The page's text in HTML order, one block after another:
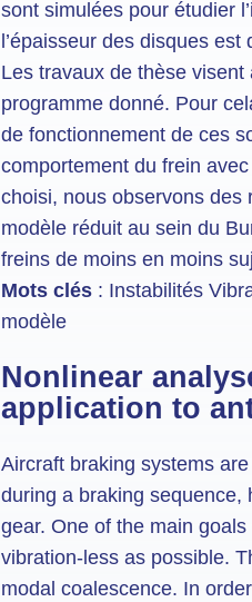
sont simulées pour étudier
l’épaisseur des disques
Les travaux de thèse
programme donné. Pour
de fonctionnement de ces
comportement du frein
choisi, nous observons des
modèle réduit au sein du
freins de moins en moins
Mots clés : Instabilités
modèle
Nonlinear
application to
Aircraft braking systems
during a braking sequence,
gear. One of the main
vibration-less as possible.
modal coalescence. In